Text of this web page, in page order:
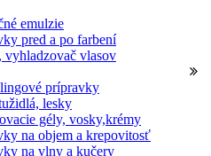
emulzie
pred a po farbení
vyhladzovač vlasov
prípravky
lesky
gély, vosky,krémy
na objem a krepovitosť
na vlny a kučery